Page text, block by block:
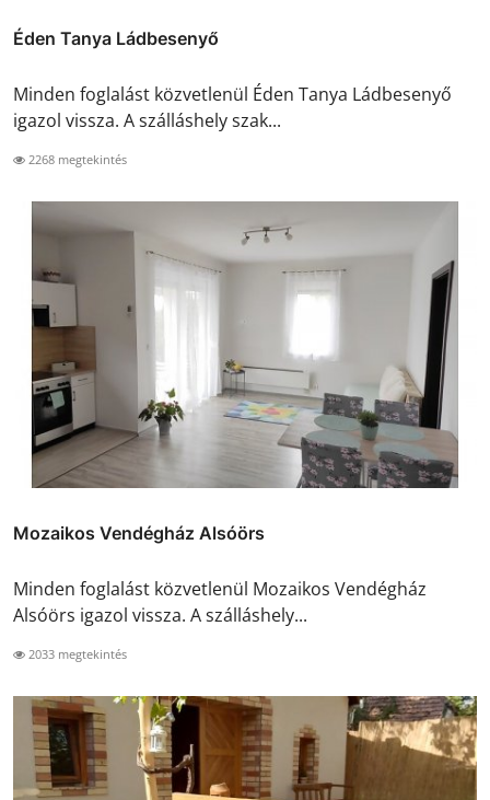
Éden Tanya Ládbesenyő
Minden foglalást közvetlenül Éden Tanya Ládbesenyő
igazol vissza. A szálláshely szak...
2268 megtekintés
Mozaikos Vendégház Alsóörs
Minden foglalást közvetlenül Mozaikos Vendégház
Alsóörs igazol vissza. A szálláshely...
2033 megtekintés